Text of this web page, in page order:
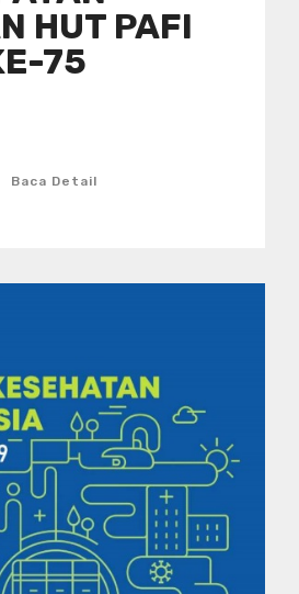
HUT PAFI
75
Baca Detail